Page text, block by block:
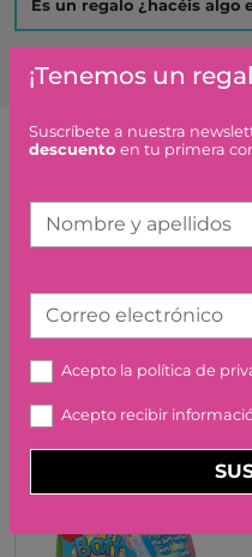
Es un regalo ¿hacéis algo
¡Tenemos un
Suscríbete a nuestra
descuento en tu primera
Nombre y apellidos
Correo electrónico
Acepto la política de
Acepto recibir